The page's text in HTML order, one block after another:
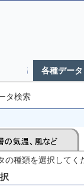
各種デー
タ検索
種類を選択してく